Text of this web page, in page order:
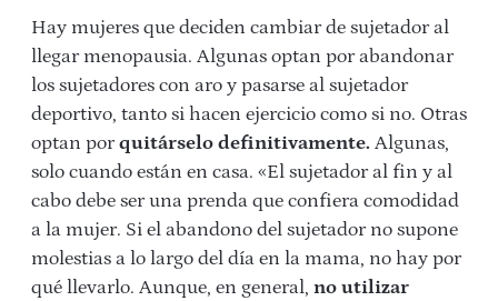
Hay mujeres que deciden cambiar de sujetador al
llegar menopausia. Algunas optan por abandonar
los sujetadores con aro y pasarse al sujetador
deportivo, tanto si hacen ejercicio como si no. Otras
optan porquitárselo definitivamente. Algunas,
solo cuando están en casa. «El sujetador al fin y al
cabo debe ser una prenda que confiera comodidad
a la mujer. Si el abandono del sujetador no supone
molestias a lo largo del día en la mama, no hay por
qué llevarlo. Aunque, en general, no utilizar